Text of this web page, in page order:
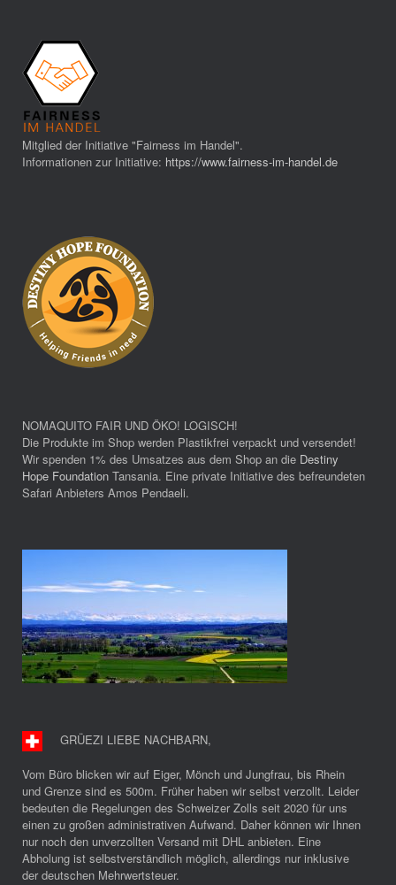
Mitglied der Initiative "Fairness im Handel".
Informationen zur Initiative: https://www.fairness-im-handel.de
NOMAQUITO FAIR UND ÖKO! LOGISCH!
Die Produkte im Shop werden Plastikfrei verpackt und versendet!
Wir spenden 1% des Umsatzes aus dem Shop an die Destiny
Hope Foundation Tansania. Eine private Initiative des befreundeten
Safari Anbieters Amos Pendaeli.
GRÜEZI LIEBE NACHBARN,
Vom Büro blicken wir auf Eiger, Mönch und Jungfrau, bis Rhein
und Grenze sind es 500m. Früher haben wir selbst verzollt. Leider
bedeuten die Regelungen des Schweizer Zolls seit 2020 für uns
einen zu großen administrativen Aufwand. Daher können wir Ihnen
nur noch den unverzollten Versand mit DHL anbieten. Eine
Abholung ist selbstverständlich möglich, allerdings nur inklusive
der deutschen Mehrwertsteuer.